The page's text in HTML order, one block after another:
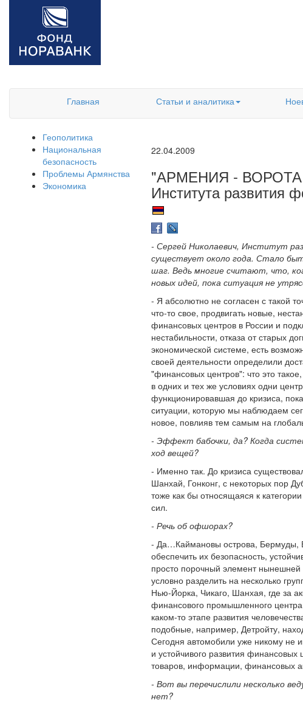
Главная
Статьи и аналитика
Геополитика
Национальная
безопасность
Проблемы Армянства
Экономика
22.04.2009
"АРМЕНИЯ - ВОРОТА
Института развития
- Сергей Николаевич, Институт
существует около года. Стало
шаг. Ведь многие считают, что,
новых идей, пока ситуация не
- Я абсолютно не согласен с такой
что-то свое, продвигать новые,
финансовых центров в России и
нестабильности, отказа от старых
экономической системе, есть
своей деятельности определили
"финансовых центров": что это
в одних и тех же условиях одни
функционировавшая до кризиса,
ситуации, которую мы наблюдаем
новое, повлияв тем самым на
- Эффект бабочки, да? Когда
ход вещей?
- Именно так. До кризиса
Шанхай, Гонконг, с некоторых пор
тоже как бы относящаяся к
сил.
- Речь об офшорах?
- Да…Каймановы острова, Бермуды,
обеспечить их безопасность,
просто порочный элемент
условно разделить на несколько
Нью-Йорка, Чикаго, Шанхая, где за
финансового промышленного
каком-то этапе развития
подобные, например, Детройту,
Сегодня автомобили уже никому не
и устойчивого развития
товаров, информации, финансовых
- Вот вы перечислили несколько
нет?